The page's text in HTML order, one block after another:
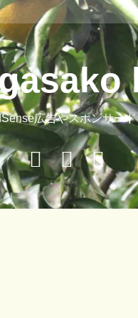
広告やスポンサー
Buy
Adspace
Hide
Ads
for
ご
案
内